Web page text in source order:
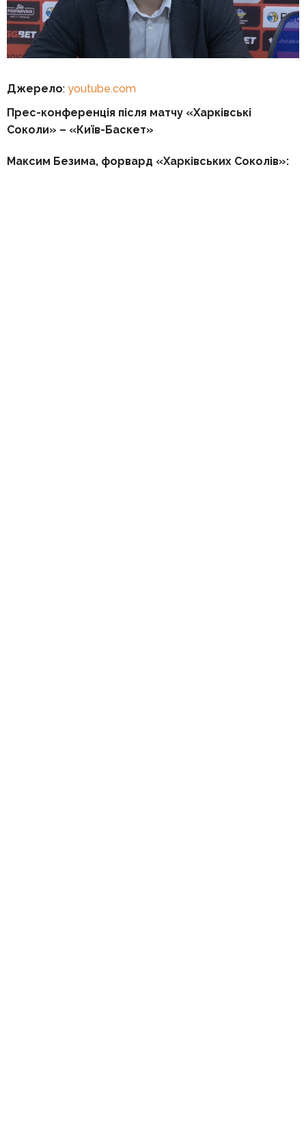
Джерело: youtube.com
Прес-конференція після матчу «Харківські
Соколи» – «Київ-Баскет»
Максим Безима, форвард «Харківських Соколів»: